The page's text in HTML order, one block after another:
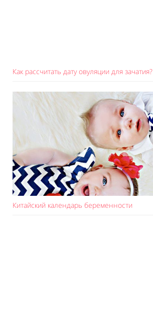
Как рассчитать дату овуляции для зачатия?
Китайский календарь беременности